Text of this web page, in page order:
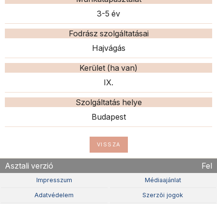
3-5 év
Fodrász szolgáltatásai
Hajvágás
Kerület (ha van)
IX.
Szolgáltatás helye
Budapest
VISSZA
Asztali verzió Fel
Impresszum Médiaajánlat
Adatvédelem Szerzõi jogok